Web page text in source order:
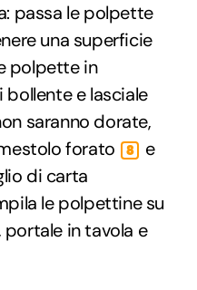
passa le polpette
una superficie
polpette in
e lasciale
saranno dorate,
forato
8
e
di carta
le polpettine su
portale in tavola e